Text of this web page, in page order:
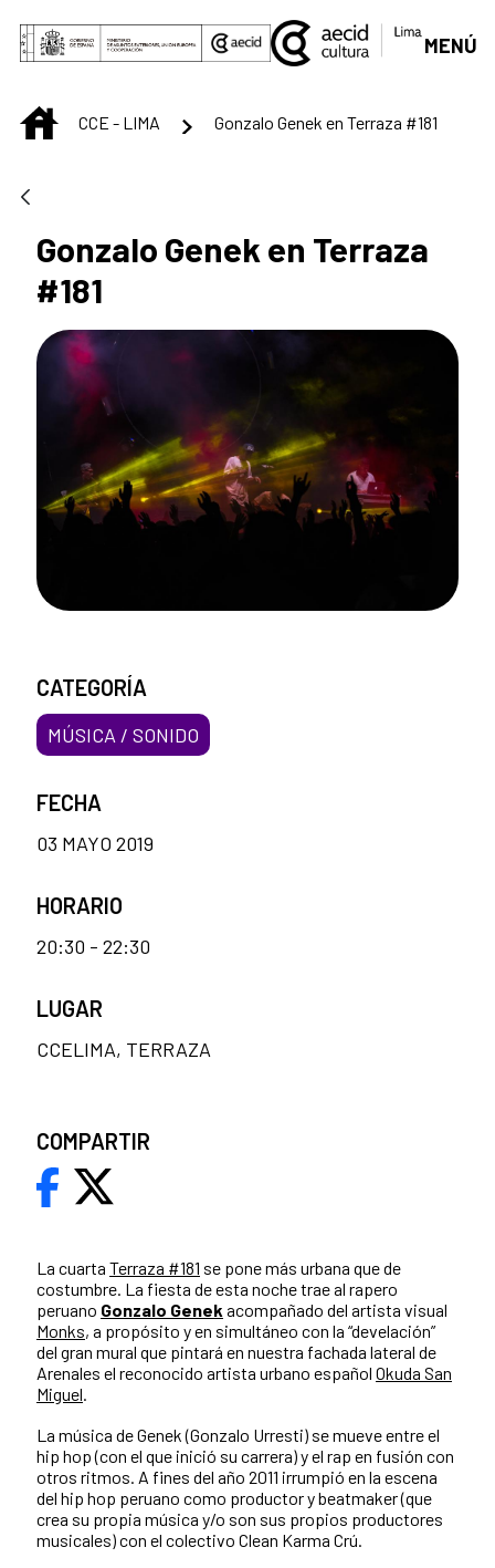
Saltar al contenido principal
MENÚ
INICIOCCE - LIMA Gonzalo Genek en Terraza #181
Gonzalo Genek en Terraza
#181
La cuarta Terraza #181 se pone más urbana que de
costumbre. La fiesta de esta noche trae al rapero
peruano Gonzalo Genek acompañado del artista visual
Monks, a propósito y en simultáneo con la “develación”
del gran mural que pintará en nuestra fachada lateral de
Arenales el reconocido artista urbano español Okuda San
Miguel
La música de Genek (Gonzalo Urresti) se mueve entre el
hip hop (con el que inició su carrera) y el rap en fusión con
otros ritmos. A fines del año 2011 irrumpió en la escena
del hip hop peruano como productor y beatmaker (que
crea su propia música y/o son sus propios productores
musicales) con el colectivo Clean Karma Crú.
CATEGORÍA
MÚSICA / SONIDO
FECHA
03 MAYO 2019
HORARIO
20:30 - 22:30
LUGAR
CCELIMA, TERRAZA
COMPARTIR